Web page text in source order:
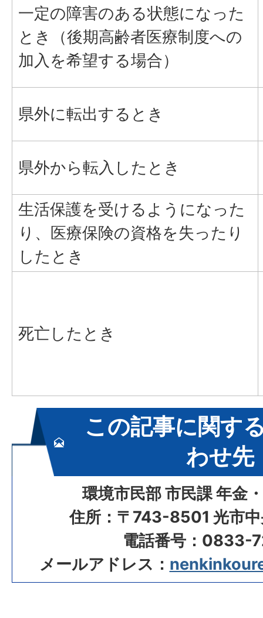
一定の障害のある状態になった
とき（後期高齢者医療制度への
加入を希望する場合）
県外に転出するとき
県外から転入したとき
生活保護を受けるようになった
り、医療保険の資格を失ったり
したとき
死亡したとき
この記事に関す
わせ先
環境市民部 市民課 年金
住所：〒743-8501 光市中
電話番号：0833-
メールアドレス：